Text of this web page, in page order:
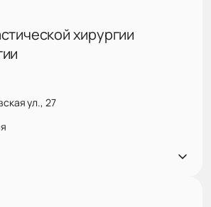
хирургии
ул., 27